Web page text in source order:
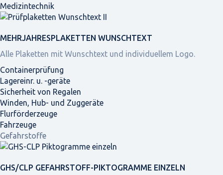
Medizintechnik
MEHRJAHRES­PLAKETTEN WUNSCHTEXT
Alle Plaketten mit Wunschtext und individuellem Logo.
Containerprüfung
Lagereinr. u. -geräte
Sicherheit von Regalen
Winden, Hub- und Zuggeräte
Flurförderzeuge
Fahrzeuge
Gefahrstoffe
GHS/CLP GEFAHRSTOFF-PIKTOGRAMME EINZELN